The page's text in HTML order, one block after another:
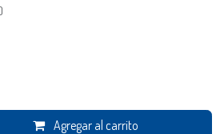
Agregar al carrito